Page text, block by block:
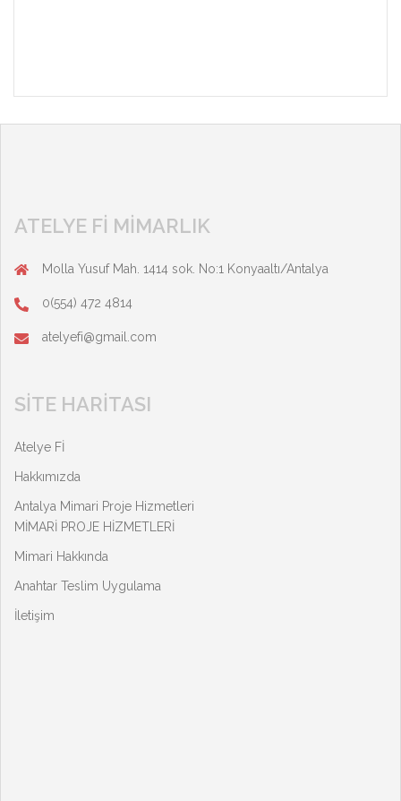
ATELYE FI MIMARLIK
Molla Yusuf Mah. 1414 sok. No:1 Konyaaltı/Antalya
0(554) 472 4814
atelyefi@gmail.com
SITE HARITASI
Atelye Fİ
Hakkımızda
Antalya Mimari Proje Hizmetleri
MİMARİ PROJE HİZMETLERİ
Mimari Hakkında
Anahtar Teslim Uygulama
İletişim